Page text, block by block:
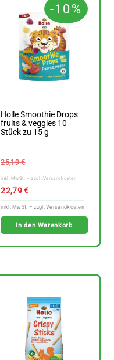
-10%
Holle Smoothie Drops
fruits & veggies 10
Stück zu 15 g
25,19€
25,19 €
22,79€
Preis
ist:
In den Warenkorb